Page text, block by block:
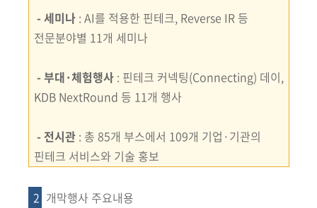
- 세미나: AI를 적용한 핀테크, Reverse IR 등
전문분야별 11개 세미나
- 부대·체험행사: 핀테크 커넥팅(Connecting) 데이,
KDB NextRound 등 11개 행사
- 전시관: 총 85개 부스에서 109개 기업·기관의
핀테크 서비스와 기술 홍보
2 개막행사 주요내용